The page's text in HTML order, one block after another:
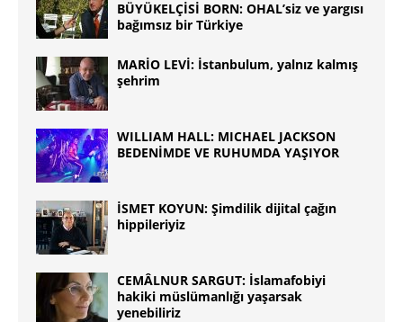
BÜYÜKELÇİSİ BORN: OHAL’siz ve yargısı
bağımsız bir Türkiye
MARİO LEVİ: İstanbulum, yalnız kalmış
şehrim
WILLIAM HALL: MICHAEL JACKSON
BEDENİMDE VE RUHUMDA YAŞIYOR
İSMET KOYUN: Şimdilik dijital çağın
hippileriyiz
CEMÂLNUR SARGUT: İslamafobiyi
hakiki müslümanlığı yaşarsak
yenebiliriz